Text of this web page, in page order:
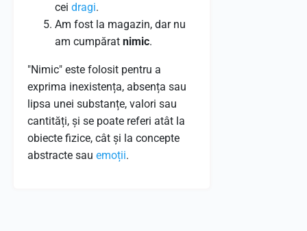
cei dragi.
Am fost la magazin, dar nu
am cumpărat nimic.
"Nimic" este folosit pentru a
exprima inexistența, absența sau
lipsa unei substanțe, valori sau
cantități, și se poate referi atât la
obiecte fizice, cât și la concepte
abstracte sau emoții.